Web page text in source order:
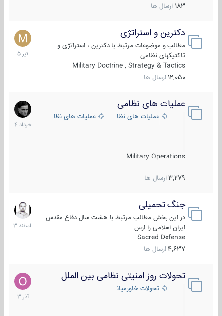
183 ارسال ها
دکترین و استراتژی
مطالب و موضوعات مرتبط با دکترین ، استراتژی و
تاکتیکهای نظامی
Military Doctrine , Strategy & Tactics
12,050 ارسال ها
27
تیر
1405
عملیات های نظامی
عملیات های نظامی ایرانعملیات های نظامی خارجی
Military Operations
3,279 ارسال ها
5
خرداد
1404
جنگ تحمیلی
در این بخش مطالب مرتبط با هشت سال دفاع مقدس
ایران اسلامی را ارس
Sacred Defense
4,637 ارسال ها
20
اسفند
1403
تحولات روز امنیتی نظامی بین الملل
تحولات خاورمیانه
21
آذر
1403